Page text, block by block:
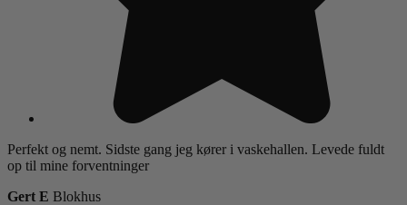
Perfekt og nemt. Sidste gang jeg kører i vaskehallen. Levede fuldt
op til mine forventninger
Gert E Blokhus